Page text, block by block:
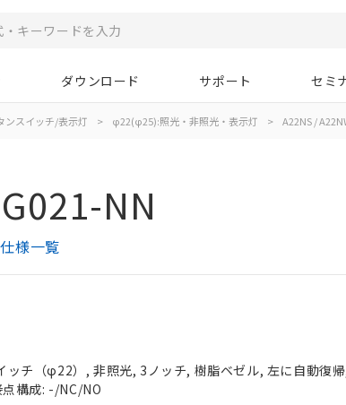
ダウンロード サポート セミ
ンスイッチ/表示灯 > φ22(φ25):照光・非照光・表示灯 > A22NS /
NN
様一覧
ッチ（φ22）, 非照光, 3ノッチ, 樹脂ベゼル, 左に自動復
点構成: -/NC/NO